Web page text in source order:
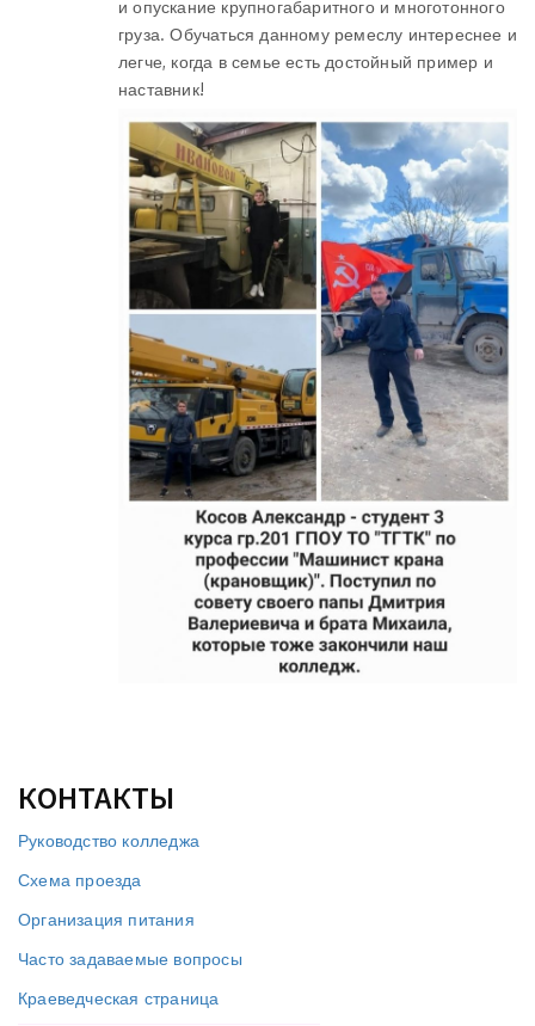
и опускание крупногабаритного и многотонного
груза. Обучаться данному ремеслу интереснее и
легче, когда в семье есть достойный пример и
наставник!
КОНТАКТЫ
Руководство колледжа
Схема проезда
Организация питания
Часто задаваемые вопросы
Краеведческая страница